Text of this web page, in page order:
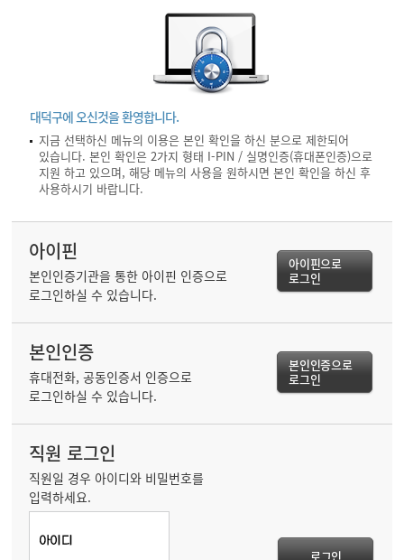
대덕구에 오신것을 환영합니다.
지금 선택하신 메뉴의 이용은 본인 확인을 하신 분으로 제한되어
있습니다. 본인 확인은 2가지 형태 I-PIN / 실명인증(휴대폰인증)으로
지원 하고 있으며, 해당 메뉴의 사용을 원하시면 본인 확인을 하신 후
사용하시기 바랍니다.
아이핀
본인인증기관을 통한 아이핀 인증으로
로그인하실 수 있습니다.
아이핀으로
로그인
본인인증
휴대전화, 공동인증서 인증으로
로그인하실 수 있습니다.
본인인증으로
로그인
직원 로그인
직원일 경우 아이디와 비밀번호를
입력하세요.
로그인